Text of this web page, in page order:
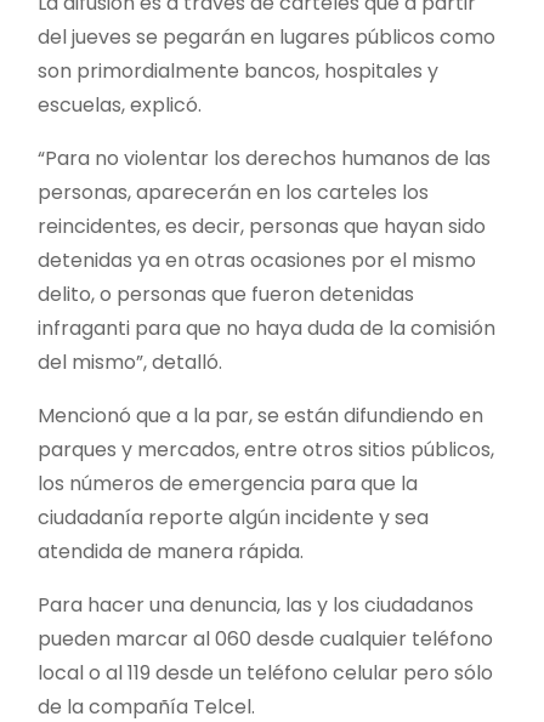
del jueves se pegarán en lugares públicos como
son primordialmente bancos, hospitales y
escuelas, explicó.
“Para no violentar los derechos humanos de las
personas, aparecerán en los carteles los
reincidentes, es decir, personas que hayan sido
detenidas ya en otras ocasiones por el mismo
delito, o personas que fueron detenidas
infraganti para que no haya duda de la comisión
del mismo”, detalló.
Mencionó que a la par, se están difundiendo en
parques y mercados, entre otros sitios públicos,
los números de emergencia para que la
ciudadanía reporte algún incidente y sea
atendida de manera rápida.
Para hacer una denuncia, las y los ciudadanos
pueden marcar al 060 desde cualquier teléfono
local o al 119 desde un teléfono celular pero sólo
de la compañía Telcel.